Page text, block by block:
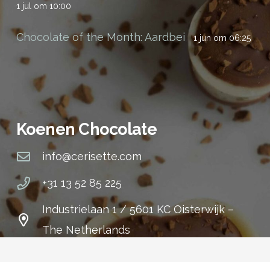
1 jul om 10:00
Chocolate of the Month: Aardbei 1 jun om 06:25
Koenen Chocolate
info@cerisette.com
+31 13 52 85 225
Industrielaan 1 / 5601 KC Oisterwijk –
The Netherlands